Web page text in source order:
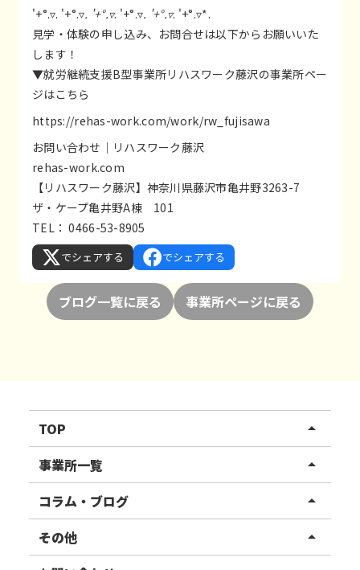
'+°.▿. '+°.▿. '+°.▿. '+°.▿. '+°.▿. '+°.▿*.
見学・体験の申し込み、お問合せは以下からお願いいた
します！
▼就労継続支援B型事業所リハスワーク藤沢の事業所ペー
ジはこちら
https://rehas-work.com/work/rw_fujisawa
お問い合わせ｜リハスワーク藤沢
rehas-work.com
【リハスワーク藤沢】神奈川県藤沢市亀井野3263-7
ザ・ケープ亀井野A棟 101
TEL： 0466-53-8905
でシェアする でシェアする
ブログ一覧に戻る 事業所ページに戻る
TOP arrow_drop_up
リハスワーク
リハスファーム
事業所一覧 arrow_drop_up
関東エリア
東北エリア
コラム・ブログ arrow_drop_up
事業所ブログ
その他 arrow_drop_up